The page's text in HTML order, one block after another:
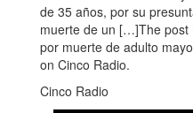
de 35 años, por su
muerte de un […]The post
por muerte de adulto
on Cinco Radio.
Cinco Radio